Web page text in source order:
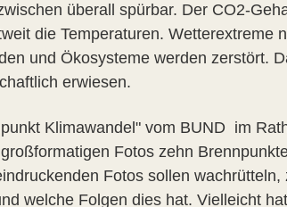
überall spürbar. Der CO2-
die Temperaturen. Wetterextreme
und Ökosysteme werden zerstört.
erwiesen.
Klimawandel" vom BUND im
Fotos zehn
Fotos sollen
welche Folgen dies hat. Vielleicht